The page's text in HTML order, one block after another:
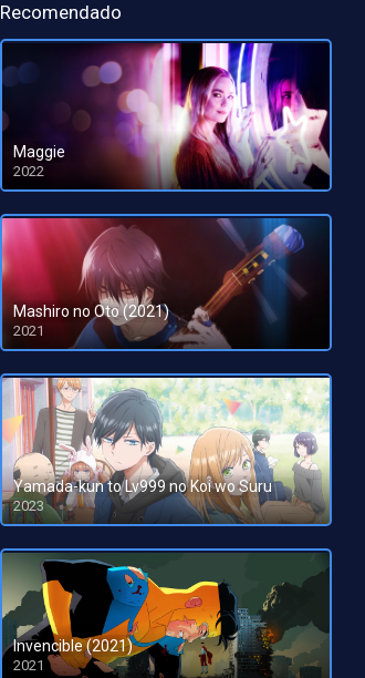
Recomendado
Maggie
2022
HD 1080pHD 720p
Mashiro no Oto (2021)
2021
Yamada-kun to Lv999 no Koi wo Suru
2023
HD 1080pHD 720p
Invencible (2021)
2021